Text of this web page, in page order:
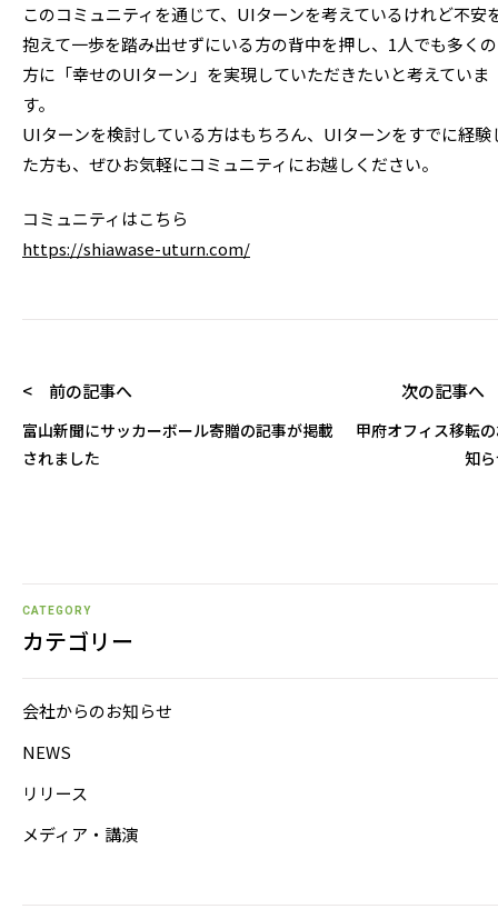
このコミュニティを通じて、UIターンを考えているけれど不安
抱えて一歩を踏み出せずにいる方の背中を押し、1人でも多くの
方に「幸せのUIターン」を実現していただきたいと考えていま
す。
UIターンを検討している方はもちろん、UIターンをすでに経験
た方も、ぜひお気軽にコミュニティにお越しください。
コミュニティはこちら
https://shiawase-uturn.com/
< 前の記事へ
富山新聞にサッカーボール寄贈の記事が掲載
されました
次の記事
甲府オフィス移転
知
CATEGORY
カテゴリー
会社からのお知らせ
NEWS
リリース
メディア・講演